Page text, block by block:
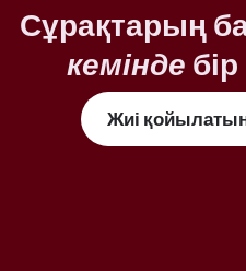
Сұрақтарың
кемінде
Жиі қойылатын